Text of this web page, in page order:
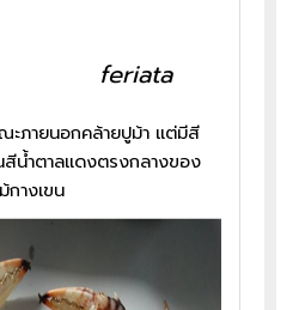
ภายนอกคล้ายปูม้า แต่มีสี
สีน้ำตาลแดงตรงกลางของ
กางเขน